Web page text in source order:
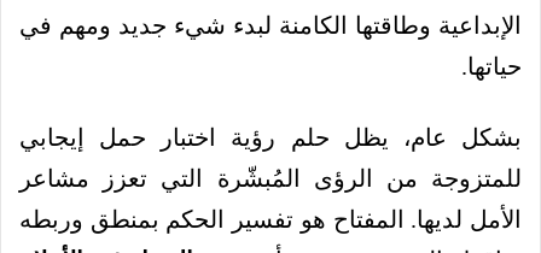
الإبداعية وطاقتها الكامنة لبدء شيء جديد ومهم في
حياتها.
بشكل عام، يظل حلم رؤية اختبار حمل إيجابي
للمتزوجة من الرؤى المُبشّرة التي تعزز مشاعر
الأمل لديها. المفتاح هو تفسير الحكم بمنطق وربطه